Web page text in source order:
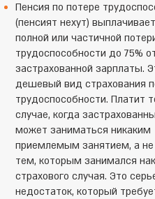
Пенсия по потере
(пенсият нехут)
полной или частичной
трудоспособности до 75%
застрахованной зарплаты.
дешевый вид страхования
трудоспособности. Платит
случае, когда
может заниматься никаким
приемлемым занятием, а не
тем, которым занимался
страхового случая. Это
недостаток, который